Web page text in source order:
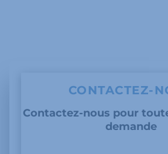
CONTACTEZ-
Contactez-nous pour
demande